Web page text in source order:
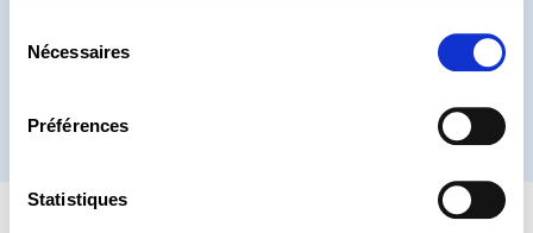
Nécessaires
Préférences
Statistiques
® CHAMBRE DES SALARIÉS 2026